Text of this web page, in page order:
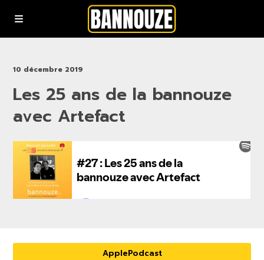
YouTube
Nous contacter
10 décembre 2019
Les 25 ans de la bannouze
avec Artefact
ApplePodcast